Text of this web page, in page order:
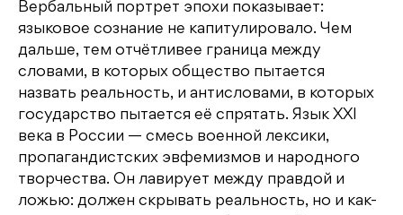
Вербальный портрет эпохи показывает:
языковое сознание не капитулировало. Чем
дальше, тем отчётливее граница между
словами, в которых общество пытается
назвать реальность, и антисловами, в которых
государство пытается её спрятать. Язык XXI
века в России — смесь военной лексики,
пропагандистских эвфемизмов и народного
творчества. Он лавирует между правдой и
ложью: должен скрывать реальность, но и как-